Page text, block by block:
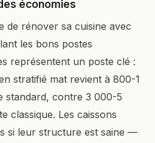
économies
de rénover sa cuisine avec
les bons postes
représentent un poste clé :
stratifié mat revient à 800-1
standard, contre 3 000-5
classique. Les caissons
si leur structure est saine —